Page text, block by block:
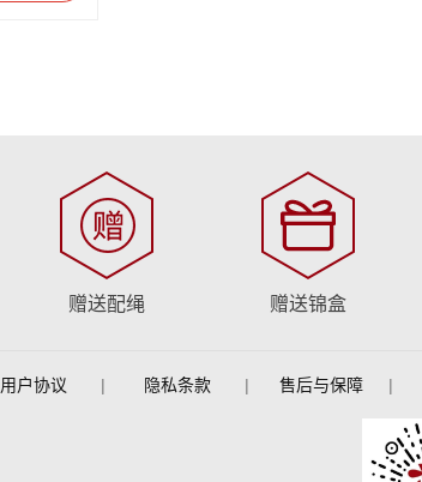
赠送配绳 赠送锦盒
用户协议 | 隐私条款 | 售后与保障 |